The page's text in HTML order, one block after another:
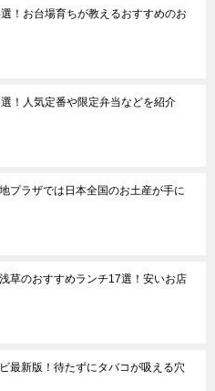
！お台場育ちが教えるおすすめのお
！人気定番や限定弁当などを紹介
プラザでは日本全国のお土産が手に
草のおすすめランチ17選！安いお店
最新版！待たずにタバコが吸える穴